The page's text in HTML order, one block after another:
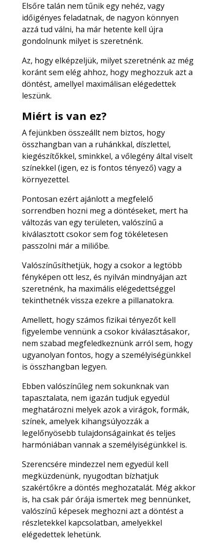
Elsőre talán nem tűnik egy nehéz, vagy
időigényes feladatnak, de nagyon könnyen
azzá tud válni, ha már hetente kell újra
gondolnunk milyet is szeretnénk.
Az, hogy elképzeljük, milyet szeretnénk az még
koránt sem elég ahhoz, hogy meghozzuk azt a
döntést, amellyel maximálisan elégedettek
leszünk.
Miért is van ez?
A fejünkben összeállt nem biztos, hogy
összhangban van a ruhánkkal, díszlettel,
kiegészítőkkel, sminkkel, a vőlegény által viselt
színekkel (igen, ez is fontos tényező) vagy a
környezettel.
Pontosan ezért ajánlott a megfelelő
sorrendben hozni meg a döntéseket, mert ha
változás van egy területen, valószínű a
kiválasztott csokor sem fog tökéletesen
passzolni már a miliőbe.
Valószínűsíthetjük, hogy a csokor a legtöbb
fényképen ott lesz, és nyilván mindnyájan azt
szeretnénk, ha maximális elégedettséggel
tekinthetnék vissza ezekre a pillanatokra.
Amellett, hogy számos fizikai tényezőt kell
figyelembe vennünk a csokor kiválasztásakor,
nem szabad megfeledkeznünk arról sem, hogy
ugyanolyan fontos, hogy a személyiségünkkel
is összhangban legyen.
Ebben valószínűleg nem sokunknak van
tapasztalata, nem igazán tudjuk egyedül
meghatározni melyek azok a virágok, formák,
színek, amelyek kihangsúlyozzák a
legelőnyösebb tulajdonságainkat és teljes
harmóniában vannak a személyiségünkkel is.
Szerencsére mindezzel nem egyedül kell
megküzdenünk, nyugodtan bízhatjuk
szakértőkre a döntés meghozatalát. Még akkor
is, ha csak pár órája ismertek meg bennünket,
valószínű képesek meghozni azt a döntést a
részletekkel kapcsolatban, amelyekkel
elégedettek lehetünk.